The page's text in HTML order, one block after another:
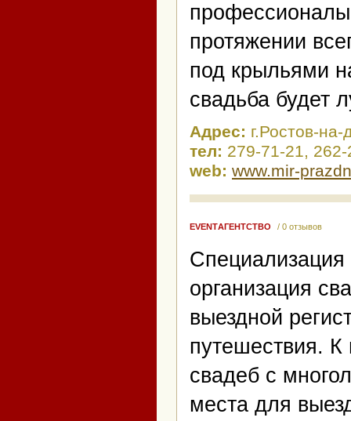
протяжении
под крыльями
свадьба будет
Адрес: г.Ростов-
тел: 279-71-21,
web: www.mir-
EVENTАГЕНТСТВО / 0 отзывов
Специализация
организация
выездной
путешествия.
свадеб с
места для